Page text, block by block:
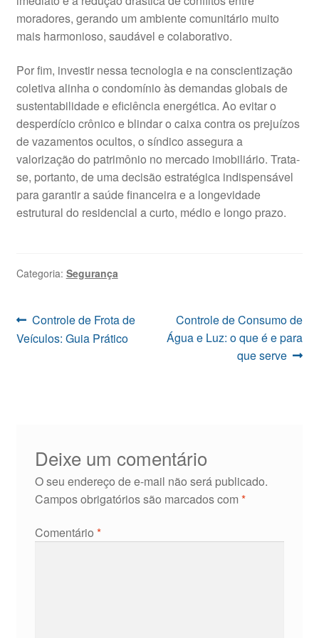
moradores, gerando um ambiente comunitário muito
mais harmonioso, saudável e colaborativo.
Por fim, investir nessa tecnologia e na conscientização
coletiva alinha o condomínio às demandas globais de
sustentabilidade e eficiência energética. Ao evitar o
desperdício crônico e blindar o caixa contra os prejuízos
de vazamentos ocultos, o síndico assegura a
valorização do patrimônio no mercado imobiliário. Trata-
se, portanto, de uma decisão estratégica indispensável
para garantir a saúde financeira e a longevidade
estrutural do residencial a curto, médio e longo prazo.
Categoria: Segurança
Navegação
de
Post
anterior:
Controle de Frota de
Veículos: Guia Prático
Próximo
post:
Controle de Consumo de
Água e Luz: o que é e para
que serve
Deixe um comentário
O seu endereço de e-mail não será publicado.
Campos obrigatórios são marcados com *
Comentário *